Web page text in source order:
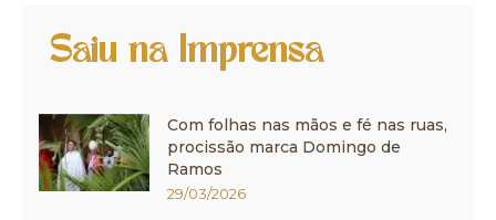
Saiu na Imprensa
Com folhas nas mãos e fé nas ruas,
procissão marca Domingo de
Ramos
29/03/2026